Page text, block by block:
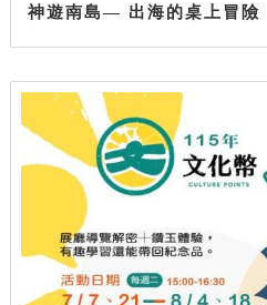
神遊南島— 出海的桌上冒險